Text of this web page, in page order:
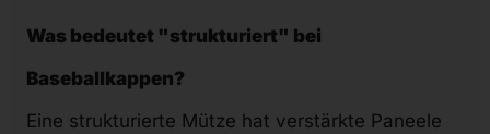
Was bedeutet "strukturiert" bei
Baseballkappen?
Eine strukturierte Mütze hat verstärkte Paneele